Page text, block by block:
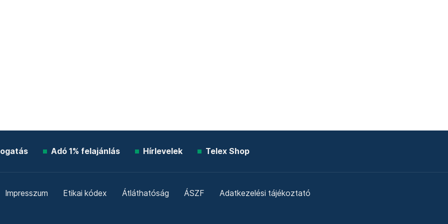
Adó 1% felajánlás Hírlevelek Telex Shop
Impresszum Etikai kódex Átláthatóság ÁSZF Adatkezelési tájékoztató